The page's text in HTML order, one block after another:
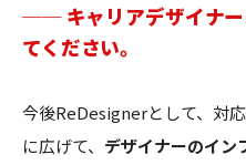
── キャリアデザイナー
てください。
今後ReDesignerとして、対
に広げて、 デザイナーのイン